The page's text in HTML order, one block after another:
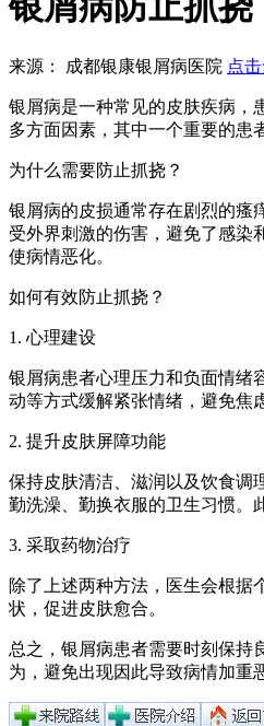
来源： 成都银康银屑病医院 点
银屑病是一种常见的皮肤疾病，
多方面因素，其中一个重要的患
为什么需要防止抓挠？
银屑病的皮损通常存在剧烈的瘙
受外界刺激的伤害，避免了感染
使病情恶化。
如何有效防止抓挠？
1. 心理建设
银屑病患者心理压力和负面情绪
动等方式缓解紧张情绪，避免焦
2. 提升皮肤屏障功能
保持皮肤清洁、滋润以及饮食调
勤洗澡、勤换衣服的卫生习惯。
3. 采取药物治疗
除了上述两种方法，医生会根据
状，促进皮肤愈合。
总之，银屑病患者需要时刻保持
为，避免出现因此导致病情加重